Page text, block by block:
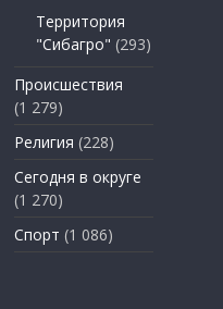
Территория
"Сибагро" (293)
Происшествия
(1 279)
Религия (228)
Сегодня в округе
(1 270)
Спорт (1 086)